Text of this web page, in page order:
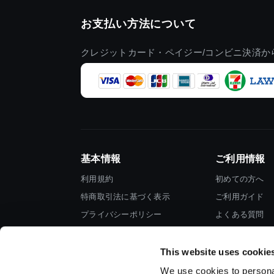
This website uses
We use cookies to
お支払い方法について
クレジットカード・ペイジー/コンビニ決済
基本情報
利用規約
特商取引法に基づく表示
プライバシーポリシー
ご利用情報
初めての方へ
ご利用ガイド
よくある質問